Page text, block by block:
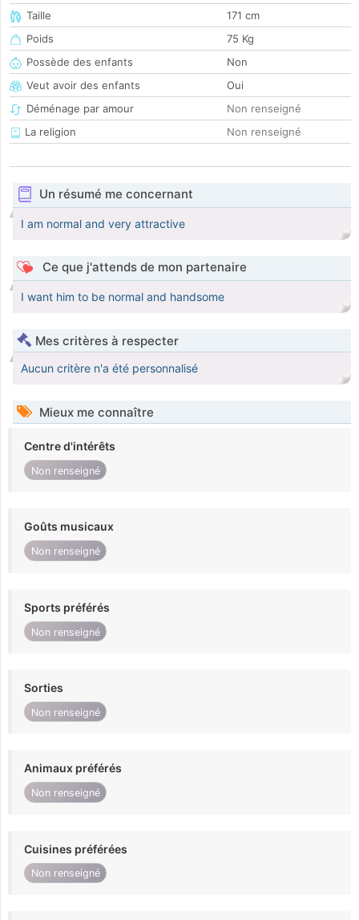
Taille
171 cm
Poids
75 Kg
Possède des enfants
Non
Veut avoir des enfants
Oui
Déménage par amour
Non renseigné
La religion
Non renseigné
Un résumé me concernant
I am normal and very attractive
Ce que j'attends de mon partenaire
I want him to be normal and handsome
Mes critères à respecter
Aucun critère n'a été personnalisé
Mieux me connaître
Centre d'intérêts
Non renseigné
Goûts musicaux
Non renseigné
Sports préférés
Non renseigné
Sorties
Non renseigné
Animaux préférés
Non renseigné
Cuisines préférées
Non renseigné